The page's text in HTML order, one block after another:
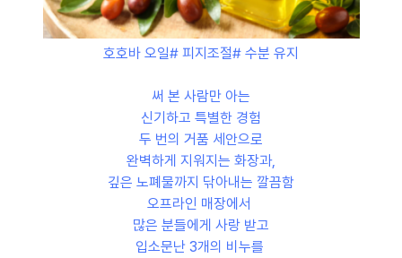
호호바 오일# 피지조절# 수분 유지
써 본 사람만 아는
신기하고 특별한 경험
두 번의 거품 세안으로
완벽하게 지워지는 화장과,
깊은 노폐물까지 닦아내는 깔끔함
오프라인 매장에서
많은 분들에게 사랑 받고
입소문난 3개의 비누를